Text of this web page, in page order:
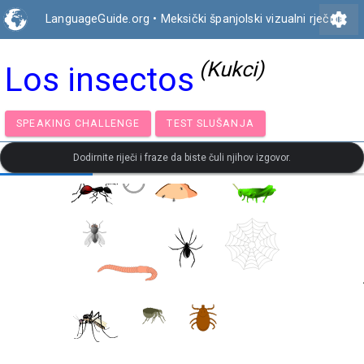
LanguageGuide.org • Meksički španjolski vizualni rječnik
settings
Los insectos (Kukci)
SPEAKING CHALLENGE TEST SLUŠANJA
Dodirnite riječi i fraze da biste čuli njihov izgovor.